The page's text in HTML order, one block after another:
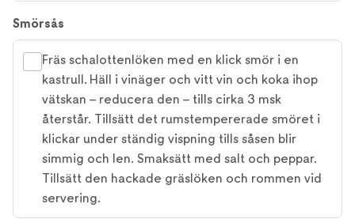
Smörsås
Fräs schalottenlöken med en klick smör i en
kastrull. Häll i vinäger och vitt vin och koka ihop
vätskan – reducera den – tills cirka 3 msk
återstår. Tillsätt det rumstempererade smöret i
klickar under ständig vispning tills såsen blir
simmig och len. Smaksätt med salt och peppar.
Tillsätt den hackade gräslöken och rommen vid
servering.